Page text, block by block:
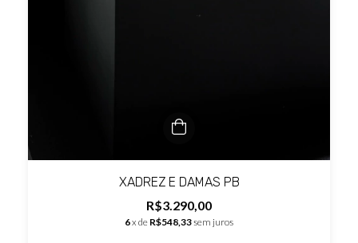
XADREZ E DAMAS PB
R$3.290,00
6x de R$548,33sem juros